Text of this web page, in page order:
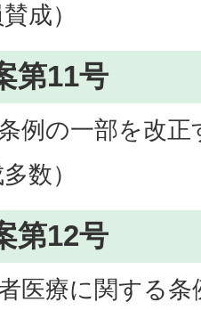
成）
第11号
例の一部を改
数）
第12号
医療に関する